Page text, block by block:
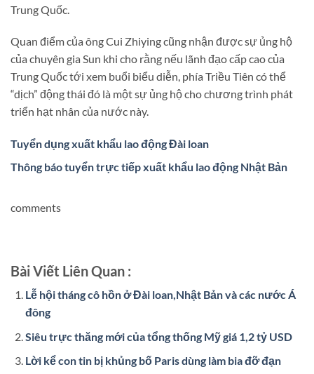
Trung Quốc.
Quan điểm của ông Cui Zhiying cũng nhận được sự ủng hộ
của chuyên gia Sun khi cho rằng nếu lãnh đạo cấp cao của
Trung Quốc tới xem buổi biểu diễn, phía Triều Tiên có thể
“dịch” động thái đó là một sự ủng hộ cho chương trình phát
triển hạt nhân của nước này.
Tuyển dụng xuất khẩu lao động Đài loan
Thông báo tuyển trực tiếp xuất khẩu lao động Nhật Bản
comments
Bài Viết Liên Quan :
Lễ hội tháng cô hồn ở Đài loan,Nhật Bản và các nước Á
đông
Siêu trực thăng mới của tổng thống Mỹ giá 1,2 tỷ USD
Lời kể con tin bị khủng bố Paris dùng làm bia đỡ đạn